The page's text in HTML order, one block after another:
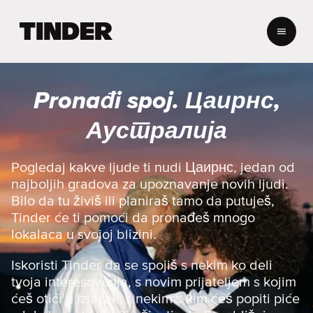
e
r
o
e
t
n
a
s
t
r
a
n
c
Pronađi spoj. Цаирнс,
Аустралија
Pogledaj kakve ljude ti nudi Цаирнс, jedan od
najboljih gradova za upoznavanje novih ljudi.
Bilo da tu živiš ili planiraš tamo da putuješ,
Tinder će ti pomoći da pronađeš mnogo
lokalaca u svojoj blizini.
Iskoristi Tinder da se spojiš s nekim ko deli
tvoja interesovanja, s novim prijateljem s kojim
ćeš otići u izlazak, s nekim s kim ćeš popiti piće